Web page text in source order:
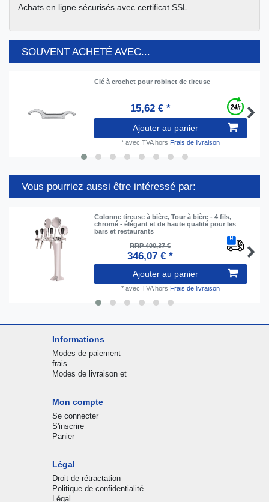
Achats en ligne sécurisés avec certificat SSL.
SOUVENT ACHETÉ AVEC...
Clé à crochet pour robinet de tireuse
15,62 € *
Ajouter au panier
* avec TVAhors Frais de livraison
Vous pourriez aussi être intéressé par:
Colonne tireuse à bière, Tour à bière - 4 fils,
chromé - élégant et de haute qualité pour les
bars et restaurants
RRP 400,37 €
346,07 € *
Ajouter au panier
* avec TVAhors Frais de livraison
Informations
Modes de paiement
frais
Modes de livraison et
Mon compte
Se connecter
S'inscrire
Panier
Légal
Droit de rétractation
Politique de confidentialité
Légal